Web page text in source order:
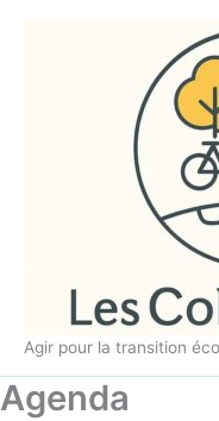
Agir pour la transition
Agenda